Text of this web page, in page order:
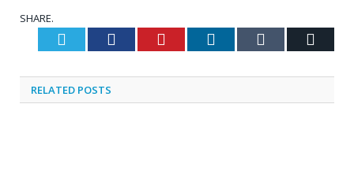
SHARE.
Twitter Facebook Pinterest LinkedIn Tumblr
RELATED POSTS